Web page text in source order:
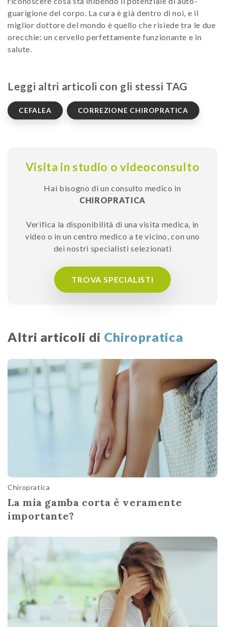
guarigione del corpo. La cura è già dentro di noi, e il
miglior dottore del mondo è quello che risiede tra le due
orecchie: un cervello perfettamente funzionante e in
salute.
Leggi altri articoli con gli stessi TAG
CEFALEA CORREZIONE CHIROPRATICA
Visita in studio o videoconsulto
Hai bisogno di un consulto medico in
CHIROPRATICA
Verifica la disponibilità di una visita medica, in
video o in un centro medico a te vicino, con uno
dei nostri specialisti selezionati
TROVA SPECIALISTI
Altri articoli di Chiropratica
Chiropratica
La mia gamba corta è veramente
importante?